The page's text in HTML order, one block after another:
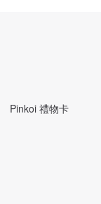
Pinkoi 禮物卡